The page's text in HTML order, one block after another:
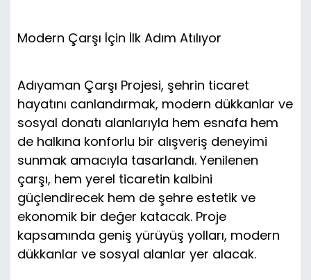
Modern Çarşı İçin İlk Adım Atılıyor
Adıyaman Çarşı Projesi, şehrin ticaret
hayatını canlandırmak, modern dükkanlar ve
sosyal donatı alanlarıyla hem esnafa hem
de halkına konforlu bir alışveriş deneyimi
sunmak amacıyla tasarlandı. Yenilenen
çarşı, hem yerel ticaretin kalbini
güçlendirecek hem de şehre estetik ve
ekonomik bir değer katacak. Proje
kapsamında geniş yürüyüş yolları, modern
dükkanlar ve sosyal alanlar yer alacak.